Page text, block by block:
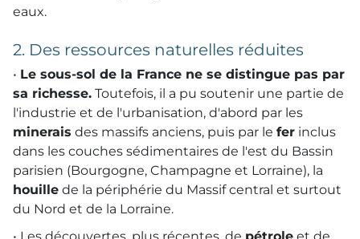
eaux.
2. Des ressources naturelles réduites
• Le sous-sol de la France ne se distingue pas par
sa richesse. Toutefois, il a pu soutenir une partie de
l'industrie et de l'urbanisation, d'abord par les
minerais des massifs anciens, puis par le fer inclus
dans les couches sédimentaires de l'est du Bassin
parisien (Bourgogne, Champagne et Lorraine), la
houille de la périphérie du Massif central et surtout
du Nord et de la Lorraine.